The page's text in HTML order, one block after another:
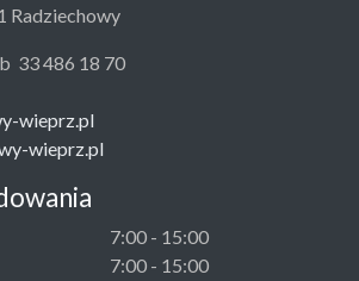
Radziechowy
33 486 18 70
wieprz.pl
wieprz.pl
7:00 - 15:00
7:00 - 15:00